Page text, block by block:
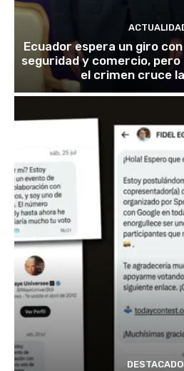
Ecuador espera un giro
seguridad y comercio, pero
el crimen cruce